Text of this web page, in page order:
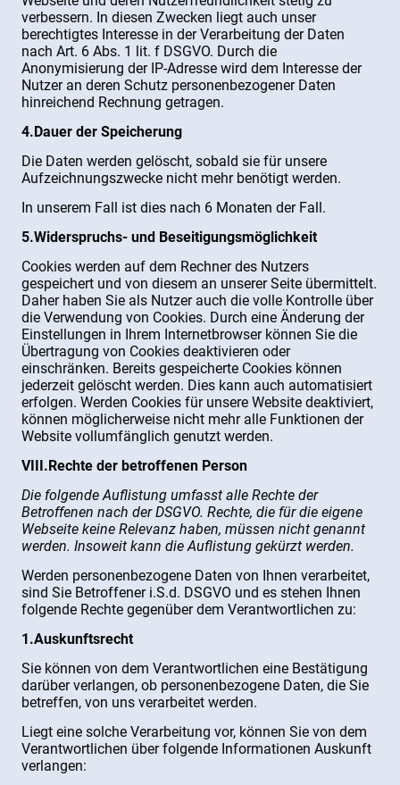
verbessern. In diesen Zwecken liegt auch unser
berechtigtes Interesse in der Verarbeitung der Daten
nach Art. 6 Abs. 1 lit. f DSGVO. Durch die
Anonymisierung der IP-Adresse wird dem Interesse der
Nutzer an deren Schutz personenbezogener Daten
hinreichend Rechnung getragen.
4.Dauer der Speicherung
Die Daten werden gelöscht, sobald sie für unsere
Aufzeichnungszwecke nicht mehr benötigt werden.
In unserem Fall ist dies nach 6 Monaten der Fall.
5.Widerspruchs- und Beseitigungsmöglichkeit
Cookies werden auf dem Rechner des Nutzers
gespeichert und von diesem an unserer Seite übermittelt.
Daher haben Sie als Nutzer auch die volle Kontrolle über
die Verwendung von Cookies. Durch eine Änderung der
Einstellungen in Ihrem Internetbrowser können Sie die
Übertragung von Cookies deaktivieren oder
einschränken. Bereits gespeicherte Cookies können
jederzeit gelöscht werden. Dies kann auch automatisiert
erfolgen. Werden Cookies für unsere Website deaktiviert,
können möglicherweise nicht mehr alle Funktionen der
Website vollumfänglich genutzt werden.
VIII.Rechte der betroffenen Person
Die folgende Auflistung umfasst alle Rechte der
Betroffenen nach der DSGVO. Rechte, die für die eigene
Webseite keine Relevanz haben, müssen nicht genannt
werden. Insoweit kann die Auflistung gekürzt werden.
Werden personenbezogene Daten von Ihnen verarbeitet,
sind Sie Betroffener i.S.d. DSGVO und es stehen Ihnen
folgende Rechte gegenüber dem Verantwortlichen zu:
1.Auskunftsrecht
Sie können von dem Verantwortlichen eine Bestätigung
darüber verlangen, ob personenbezogene Daten, die Sie
betreffen, von uns verarbeitet werden.
Liegt eine solche Verarbeitung vor, können Sie von dem
Verantwortlichen über folgende Informationen Auskunft
verlangen: